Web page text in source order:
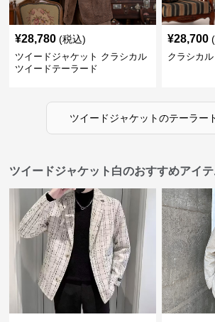
¥28,780 (税込)
ツイードジャケット クラシカル
ツイードテーラード
¥28,700
クラシカ
ツイードジャケットのテーラー
ツイードジャケット白のおすすめアイテ